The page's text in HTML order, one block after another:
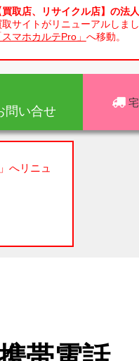
買取店、リサイクル店】の法
取サイトがリニューアルしまし
スマホカルテPro」 へ移動。
問い合せ
へリニュ